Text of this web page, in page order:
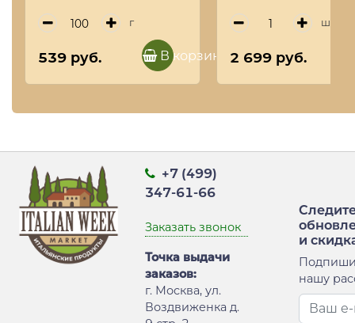
г
539 руб. В корзину
TORRONERIA
(туба)
шт
2 699 руб.
+7 (499)
347-61-66
Заказать звонок
Точка выдачи
заказов:
г. Москва, ул.
Воздвиженка д.
и
нашу